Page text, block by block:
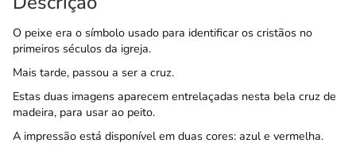
O peixe era o símbolo usado para identificar os cristãos no
primeiros séculos da igreja.
Mais tarde, passou a ser a cruz.
Estas duas imagens aparecem entrelaçadas nesta bela cruz de
madeira, para usar ao peito.
A impressão está disponível em duas cores: azul e vermelha.